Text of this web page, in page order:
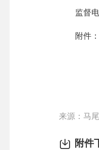
监督电话
附件：
来源：马
附件